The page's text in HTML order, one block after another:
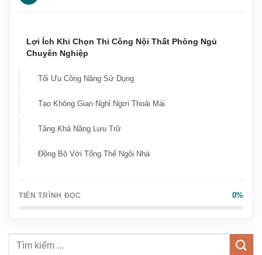
Lợi Ích Khi Chọn Thi Công Nội Thất Phòng Ngủ
Chuyên Nghiệp
Tối Ưu Công Năng Sử Dụng
Tạo Không Gian Nghỉ Ngơi Thoải Mái
Tăng Khả Năng Lưu Trữ
Đồng Bộ Với Tổng Thể Ngôi Nhà
Phòng Ngủ
Tủ Quần Áo
TIẾN TRÌNH ĐỌC 0%